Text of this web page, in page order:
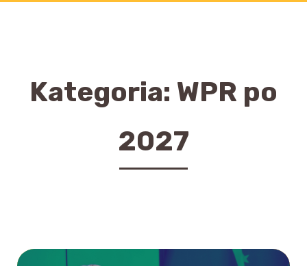
Kategoria: WPR po
2027